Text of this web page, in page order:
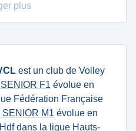
plus
est un club de Volley
F1 évolue en
Fédération Française
SENIOR M1 évolue en
dans la ligue Hauts-